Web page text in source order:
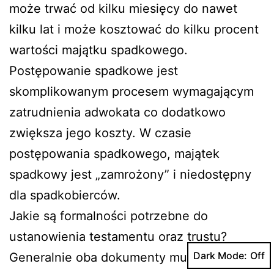
może trwać od kilku miesięcy do nawet
kilku lat i może kosztować do kilku procent
wartości majątku spadkowego.
Postępowanie spadkowe jest
skomplikowanym procesem wymagającym
zatrudnienia adwokata co dodatkowo
zwiększa jego koszty. W czasie
postępowania spadkowego, majątek
spadkowy jest „zamrożony” i niedostępny
dla spadkobierców.
Jakie są formalności potrzebne do
ustanowienia testamentu oraz trustu?
Generalnie oba dokumenty muszą spełniać
Dark Mode: